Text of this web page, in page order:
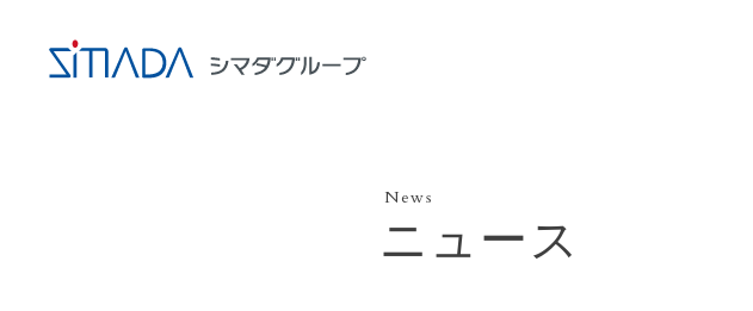
News
ニュース